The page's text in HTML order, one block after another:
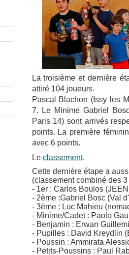
La troisième et dernière
attiré 104 joueurs.
Pascal Blachon (Issy les
7. Le Minime Gabriel
Paris 14) sont arrivés
points. La première
avec 6 points.
Le classement.
Cette dernière étape a
(classement combiné des
- 1er : Carlos Boulos
- 2ème :Gabriel Bosc (Val
- 3ème : Luc Mahieu
- Minime/Cadet : Paolo
- Benjamin : Erwan
- Pupilles : David Kreydlin
- Poussin : Ammirata
- Petits-Poussins : Paul